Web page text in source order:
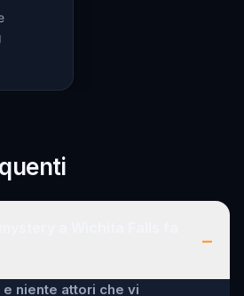
–
niente attori che vi